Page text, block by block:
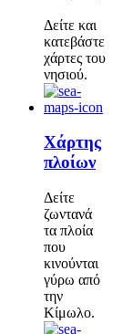
Δείτε και
κατεβάστε
χάρτες του
νησιού.
Χάρτης
πλοίων
Δείτε
ζωντανά
τα πλοία
που
κινούνται
γύρω από
την
Κίμωλο.